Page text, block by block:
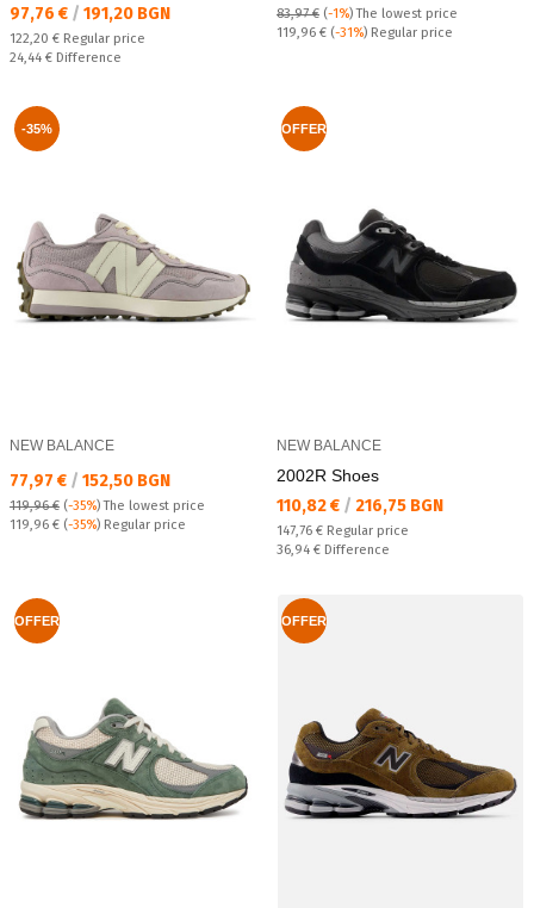
Текуща цена:
97,76 € / 191,20 BGN
Regular price:
122,20 € Regular price
Спестявате:
24,44 € Difference
83,97 € (-1%)The lowest price
Regular price:
119,96 € (-31%) Regular price
-35%
NEW BALANCE
Текуща цена:
77,97 € / 152,50 BGN
119,96 € (-35%)The lowest price
Regular price:
119,96 € (-35%) Regular price
OFFER
NEW BALANCE
2002R Shoes
Текуща цена:
110,82 € / 216,75 BGN
Regular price:
147,76 € Regular price
Спестявате:
36,94 € Difference
OFFER OFFER